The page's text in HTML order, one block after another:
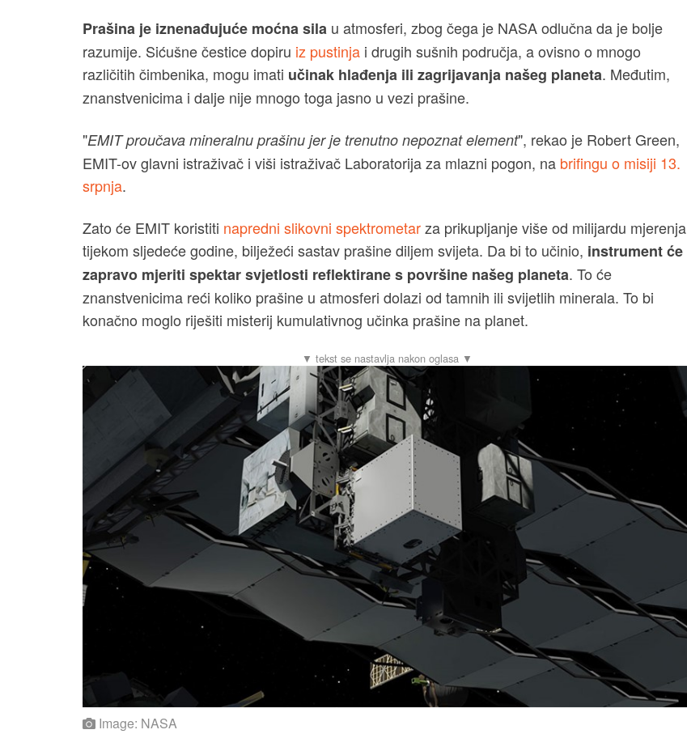
Prašina je iznenađujuće moćna sila u atmosferi, zbog čega je NASA odlučna da je bolje
razumije. Sićušne čestice dopiru iz pustinja i drugih sušnih područja, a ovisno o mnogo
različitih čimbenika, mogu imati učinak hlađenja ili zagrijavanja našeg planeta. Međutim,
znanstvenicima i dalje nije mnogo toga jasno u vezi prašine.
"EMIT proučava mineralnu prašinu jer je trenutno nepoznat element", rekao je Robert Green,
EMIT-ov glavni istraživač i viši istraživač Laboratorija za mlazni pogon, na brifingu o misiji 13.
srpnja.
Zato će EMIT koristiti napredni slikovni spektrometarza prikupljanje više od milijardu mjerenja
tijekom sljedeće godine, bilježeći sastav prašine diljem svijeta. Da bi to učinio, instrument će
zapravo mjeriti spektar svjetlosti reflektirane s površine našeg planeta. To će
znanstvenicima reći koliko prašine u atmosferi dolazi od tamnih ili svijetlih minerala. To bi
konačno moglo riješiti misterij kumulativnog učinka prašine na planet.
Image: NASA